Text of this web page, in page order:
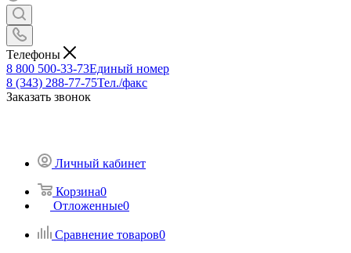
Телефоны
8 800 500-33-73Единый номер
8 (343) 288-77-75Тел./факс
Заказать звонок
Личный кабинет
Корзина0
Отложенные0
Сравнение товаров0